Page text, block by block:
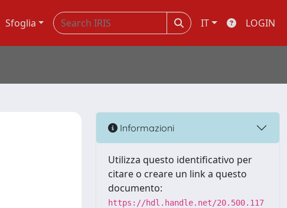
Sfoglia IT LOGIN
Informazioni
Utilizza questo identificativo per
citare o creare un link a questo
documento:
https://hdl.handle.net/20.500.117